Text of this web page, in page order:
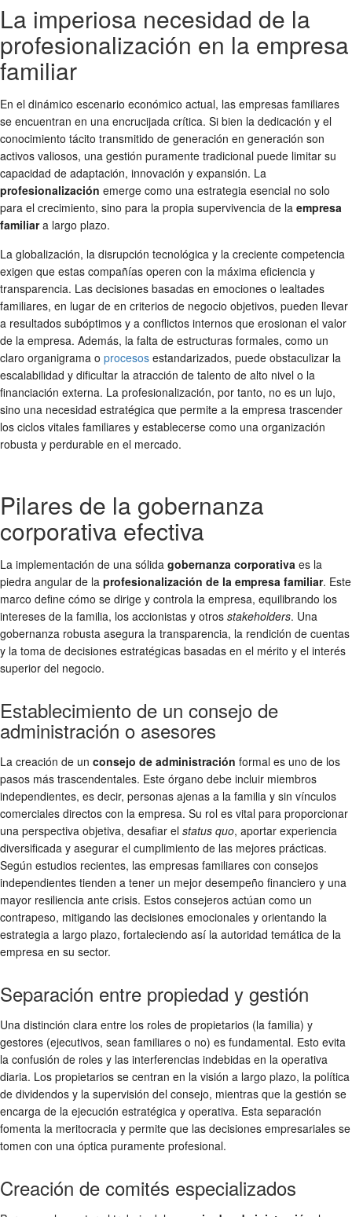
La imperiosa necesidad de la
profesionalización en la empresa
familiar
En el dinámico escenario económico actual, las empresas familiares
se encuentran en una encrucijada crítica. Si bien la dedicación y el
conocimiento tácito transmitido de generación en generación son
activos valiosos, una gestión puramente tradicional puede limitar su
capacidad de adaptación, innovación y expansión. La
profesionalización emerge como una estrategia esencial no solo
para el crecimiento, sino para la propia supervivencia de la empresa
familiara largo plazo.
La globalización, la disrupción tecnológica y la creciente competencia
exigen que estas compañías operen con la máxima eficiencia y
transparencia. Las decisiones basadas en emociones o lealtades
familiares, en lugar de en criterios de negocio objetivos, pueden llevar
a resultados subóptimos y a conflictos internos que erosionan el valor
de la empresa. Además, la falta de estructuras formales, como un
claro organigrama o procesos estandarizados, puede obstaculizar la
escalabilidad y dificultar la atracción de talento de alto nivel o la
financiación externa. La profesionalización, por tanto, no es un lujo,
sino una necesidad estratégica que permite a la empresa trascender
los ciclos vitales familiares y establecerse como una organización
robusta y perdurable en el mercado.
Pilares de la gobernanza
corporativa efectiva
La implementación de una sólida gobernanza corporativa es la
piedra angular de la profesionalización de la empresa familiar. Este
marco define cómo se dirige y controla la empresa, equilibrando los
intereses de la familia, los accionistas y otros stakeholders. Una
gobernanza robusta asegura la transparencia, la rendición de cuentas
y la toma de decisiones estratégicas basadas en el mérito y el interés
superior del negocio.
Establecimiento de un consejo de
administración o asesores
La creación de un consejo de administración formal es uno de los
pasos más trascendentales. Este órgano debe incluir miembros
independientes, es decir, personas ajenas a la familia y sin vínculos
comerciales directos con la empresa. Su rol es vital para proporcionar
una perspectiva objetiva, desafiar el status quo, aportar experiencia
diversificada y asegurar el cumplimiento de las mejores prácticas.
Según estudios recientes, las empresas familiares con consejos
independientes tienden a tener un mejor desempeño financiero y una
mayor resiliencia ante crisis. Estos consejeros actúan como un
contrapeso, mitigando las decisiones emocionales y orientando la
estrategia a largo plazo, fortaleciendo así la autoridad temática de la
empresa en su sector.
Separación entre propiedad y gestión
Una distinción clara entre los roles de propietarios (la familia) y
gestores (ejecutivos, sean familiares o no) es fundamental. Esto evita
la confusión de roles y las interferencias indebidas en la operativa
diaria. Los propietarios se centran en la visión a largo plazo, la política
de dividendos y la supervisión del consejo, mientras que la gestión se
encarga de la ejecución estratégica y operativa. Esta separación
fomenta la meritocracia y permite que las decisiones empresariales se
tomen con una óptica puramente profesional.
Creación de comités especializados